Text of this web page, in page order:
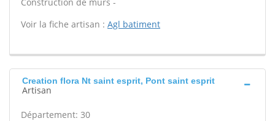
Voir la fiche artisan : Agl batiment
Creation flora Nt saint esprit, Pont saint esprit
Artisan
Département: 30